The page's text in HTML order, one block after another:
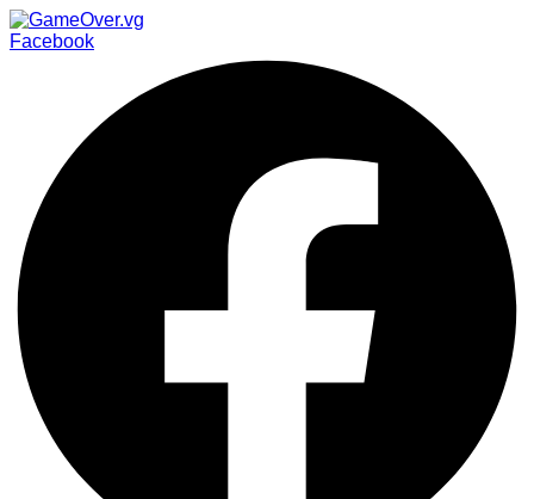
Facebook